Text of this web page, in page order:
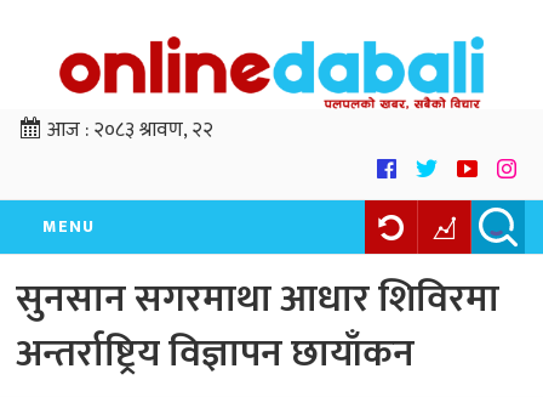
आज :२०८३ श्रावण, २२
MENU
सुनसान सगरमाथा आधार शिविरमा
अन्तर्राष्ट्रिय विज्ञापन छायाँकन